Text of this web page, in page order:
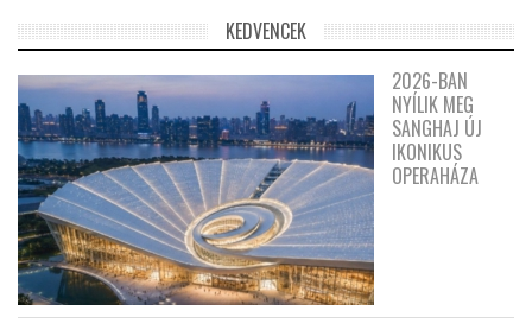
KEDVENCEK
2026-BAN
NYÍLIK MEG
SANGHAJ ÚJ
IKONIKUS
OPERAHÁZA